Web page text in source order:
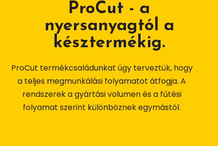
ProCut - a
nyersanyagtól a
késztermékig.
ProCut termékcsaládunkat úgy terveztük, hogy
a teljes megmunkálási folyamatot átfogja. A
rendszerek a gyártási volumen és a fűtési
folyamat szerint különböznek egymástól.